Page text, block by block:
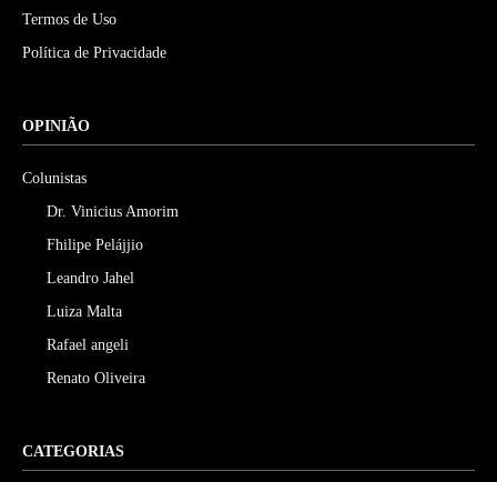
Termos de Uso
Política de Privacidade
OPINIÃO
Colunistas
Dr. Vinicius Amorim
Fhilipe Pelájjio
Leandro Jahel
Luiza Malta
Rafael angeli
Renato Oliveira
CATEGORIAS